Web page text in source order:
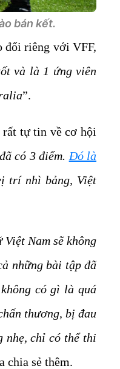
bán kết.
đổi riêng với VFF,
và là 1 ứng viên
”.
tự tin về cơ hội
có 3 điểm. Đó là
trí nhì bảng, Việt
Nam sẽ không
những bài tập đã
có gì là quá
thương, bị đau
nhẹ, chỉ có thể thi
chia sẻ thêm.